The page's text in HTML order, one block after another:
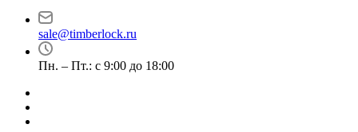
sale@timberlock.ru
Пн. – Пт.: с 9:00 до 18:00